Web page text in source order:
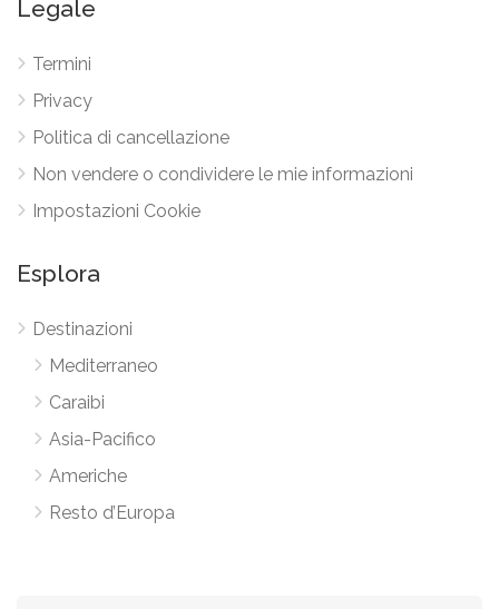
Legale
Termini
Privacy
Politica di cancellazione
Non vendere o condividere le mie informazioni
Impostazioni Cookie
Esplora
Destinazioni
Mediterraneo
Caraibi
Asia-Pacifico
Americhe
Resto d’Europa